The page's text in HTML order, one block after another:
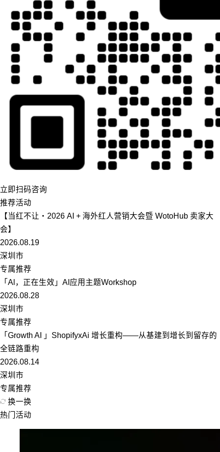
立即扫码咨询
推荐活动
【当红不让・2026 AI + 海外红人营销大会暨 WotoHub 卖家大
会】
2026.08.19
深圳市
专属推荐
「Al，正在生效」AI应用主题Workshop
2026.08.28
深圳市
专属推荐
「Growth AI 」ShopifyxAi 增长重构——从基建到增长到留存的
全链路重构
2026.08.14
深圳市
专属推荐
换一换
热门活动